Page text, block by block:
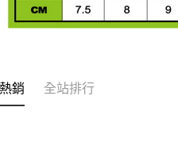
銷 全站排行